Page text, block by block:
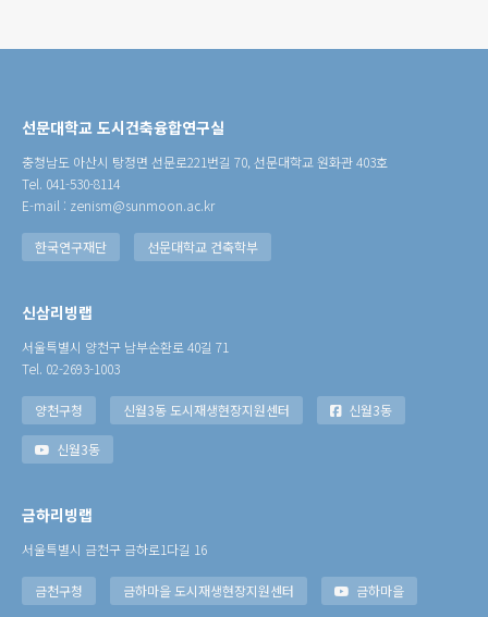
선문대학교 도시건축융합연구실
충청남도 아산시 탕정면 선문로221번길 70, 선문대학교 원화관 403호
Tel. 041-530-8114
E-mail : zenism@sunmoon.ac.kr
한국연구재단 선문대학교 건축학부
신삼리빙랩
서울특별시 양천구 남부순환로 40길 71
Tel. 02-2693-1003
양천구청 신월3동 도시재생현장지원센터 신월3동
신월3동
금하리빙랩
서울특별시 금천구 금하로1다길 16
금천구청 금하마을 도시재생현장지원센터 금하마을